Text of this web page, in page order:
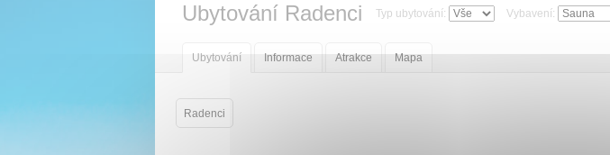
Ubytování Radenci Typ ubytování: Vybavení:
Ubytování Informace Atrakce Mapa
Radenci